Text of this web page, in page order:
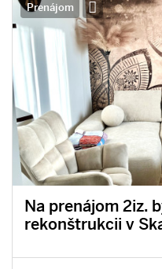
Prenájom
Na prenájom 2iz.
rekonštrukcii v